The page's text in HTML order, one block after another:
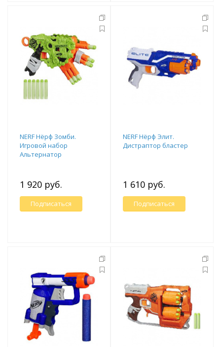
NERF Нёрф Зомби.
Игровой набор
Альтернатор
1 920 руб.
Подписаться
NERF Нёрф Элит.
Дистраптор бластер
1 610 руб.
Подписаться